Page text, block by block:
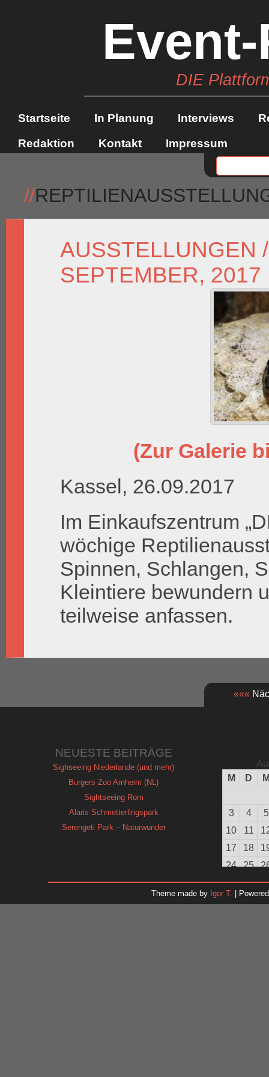
DIE
Startseite In Planung Interviews
Redaktion
Kontakt Impressum
//
AUSSTELLUNGEN
SEPTEMBER, 2017
(Zur Galerie
Kassel, 26.09.2017
Im Einkaufszentrum
wöchige
Spinnen, Schlangen,
Kleintiere bewundern
teilweise anfassen.
«««
NEUESTE BEITRÄGE
Sighseeing Niederlande (und mehr)
Burgers Zoo Arnheim (NL)
Sightseeing Rom
Alaris Schmetterlingspark
Serengeti Park – Naturwunder
M
D
3 4
5
10
11
17
18
24
25
31
Theme made by Igor T. |